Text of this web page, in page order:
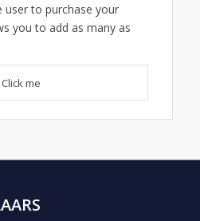
to purchase your
you to add as many as
Click me